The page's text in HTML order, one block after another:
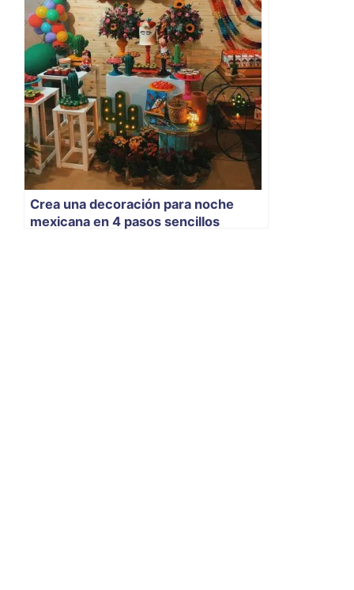
Crea una decoración para noche
mexicana en 4 pasos sencillos